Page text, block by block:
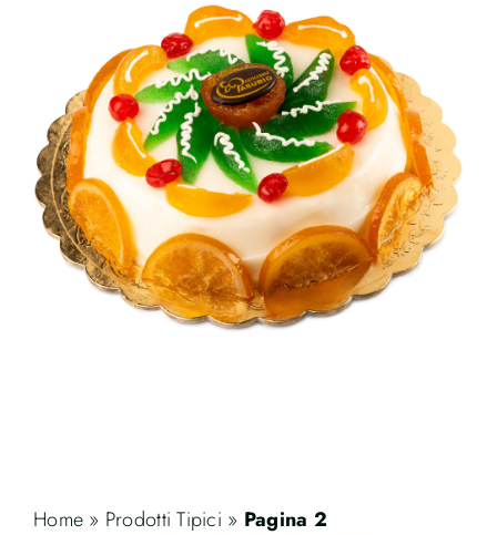
Cerca
per:
Home » Prodotti Tipici » Pagina 2